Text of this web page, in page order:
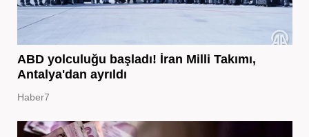
ABD yolculuğu başladı! İran Milli Takımı,
Antalya'dan ayrıldı
Haber7